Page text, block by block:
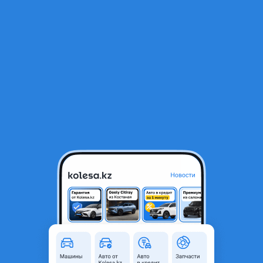
Hyundai Elantra 2019 года
Ежемесячный платёж